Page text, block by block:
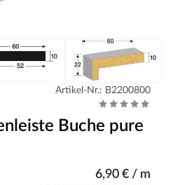
Artikel-Nr.: B2200800
Buche pure
6,90 € / m